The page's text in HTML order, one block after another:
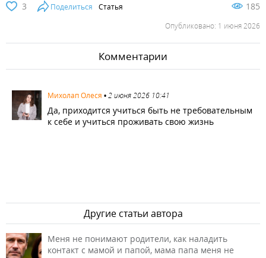
3
Поделиться Статья 185
Опубликовано: 1 июня 2026
Комментарии
3180 Михолап Олеся •2 июня 2026 10:41
Да, приходится учиться быть не требовательным
к себе и учиться проживать свою жизнь
Другие статьи автора
Меня не понимают родители, как наладить
контакт с мамой и папой, мама папа меня не